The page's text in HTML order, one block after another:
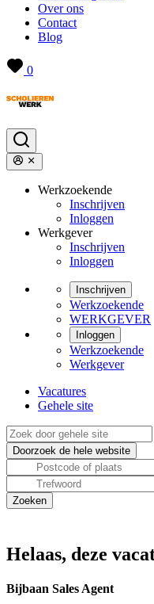
Over ons
Contact
Blog
0
Werkzoekende
Inschrijven
Inloggen
Werkgever
Inschrijven
Inloggen
Inschrijven
Werkzoekende
WERKGEVER
Inloggen
Werkzoekende
Werkgever
Vacatures
Gehele site
Helaas, deze
Bijbaan Sales Agent